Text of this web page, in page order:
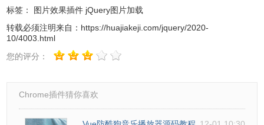
标签： 图片效果插件 jQuery图片加载
转载必须注明来自： https://huajiakeji.com/jquery/2020-
10/4003.html
您的评分：
Chrome插件猜你喜欢